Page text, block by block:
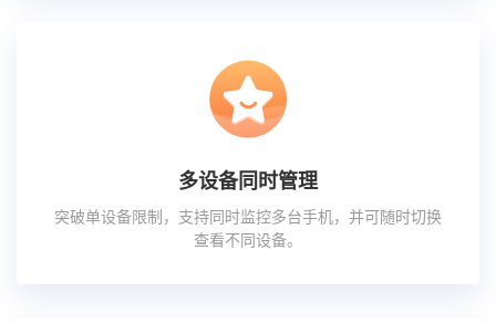
多设备同时管理
突破单设备限制，支持同时监控多台手机，并可随时切换
查看不同设备。